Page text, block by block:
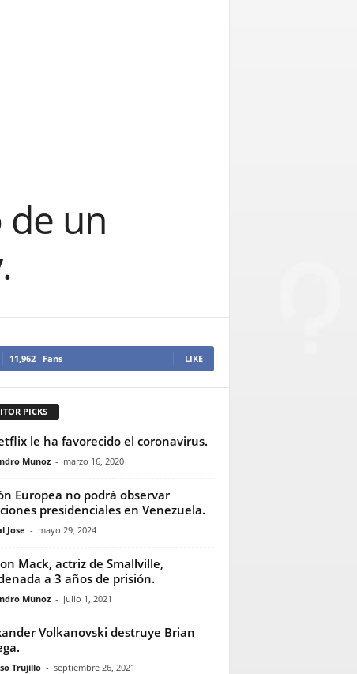
de un
11,962 Fans LIKE
PICKS
le ha favorecido el coronavirus.
Munoz - marzo 16, 2020
Europea no podrá observar
presidenciales en Venezuela.
Jose - mayo 29, 2024
Mack, actriz de Smallville,
a 3 años de prisión.
Munoz - julio 1, 2021
Volkanovski destruye Brian
Trujillo - septiembre 26, 2021